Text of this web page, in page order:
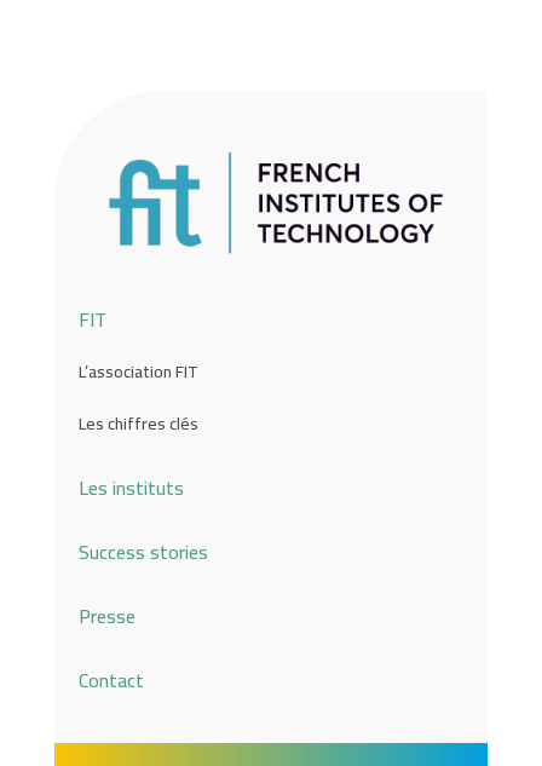
FIT
L’association FIT
Les chiffres clés
Les instituts
Success stories
Presse
Contact